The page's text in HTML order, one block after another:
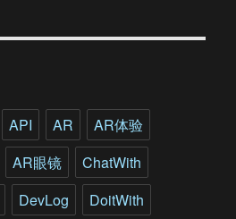
API AR
AR体验
AR眼镜
ChatWith
DevLog
DoitWith